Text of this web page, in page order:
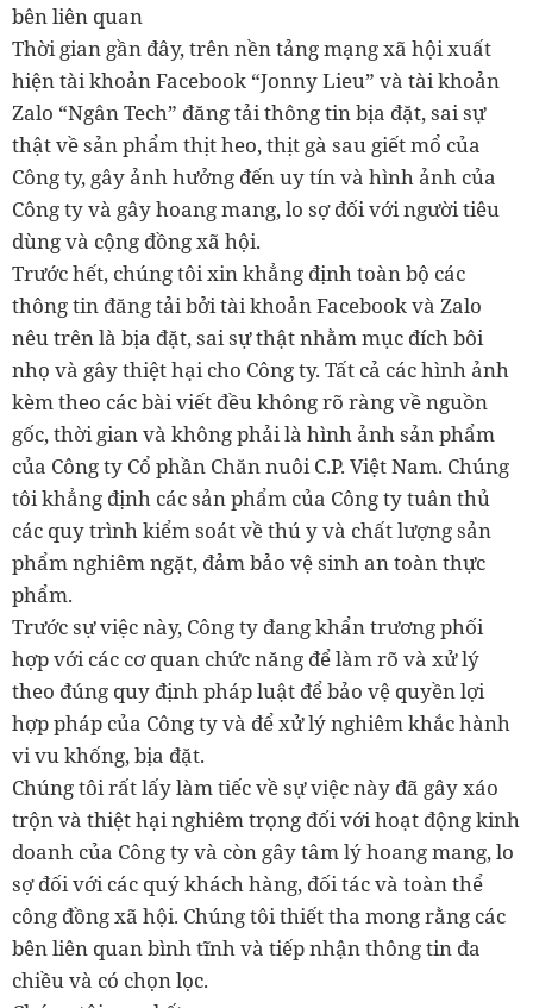
bên liên quan
Thời gian gần đây, trên nền tảng mạng xã hội xuất
hiện tài khoản Facebook “Jonny Lieu” và tài khoản
Zalo “Ngân Tech” đăng tải thông tin bịa đặt, sai sự
thật về sản phẩm thịt heo, thịt gà sau giết mổ của
Công ty, gây ảnh hưởng đến uy tín và hình ảnh của
Công ty và gây hoang mang, lo sợ đối với người tiêu
dùng và cộng đồng xã hội.
Trước hết, chúng tôi xin khẳng định toàn bộ các
thông tin đăng tải bởi tài khoản Facebook và Zalo
nêu trên là bịa đặt, sai sự thật nhằm mục đích bôi
nhọ và gây thiệt hại cho Công ty. Tất cả các hình ảnh
kèm theo các bài viết đều không rõ ràng về nguồn
gốc, thời gian và không phải là hình ảnh sản phẩm
của Công ty Cổ phần Chăn nuôi C.P. Việt Nam. Chúng
tôi khẳng định các sản phẩm của Công ty tuân thủ
các quy trình kiểm soát về thú y và chất lượng sản
phẩm nghiêm ngặt, đảm bảo vệ sinh an toàn thực
phẩm.
Trước sự việc này, Công ty đang khẩn trương phối
hợp với các cơ quan chức năng để làm rõ và xử lý
theo đúng quy định pháp luật để bảo vệ quyền lợi
hợp pháp của Công ty và để xử lý nghiêm khắc hành
vi vu khống, bịa đặt.
Chúng tôi rất lấy làm tiếc về sự việc này đã gây xáo
trộn và thiệt hại nghiêm trọng đối với hoạt động kinh
doanh của Công ty và còn gây tâm lý hoang mang, lo
sợ đối với các quý khách hàng, đối tác và toàn thể
công đồng xã hội. Chúng tôi thiết tha mong rằng các
bên liên quan bình tĩnh và tiếp nhận thông tin đa
chiều và có chọn lọc.